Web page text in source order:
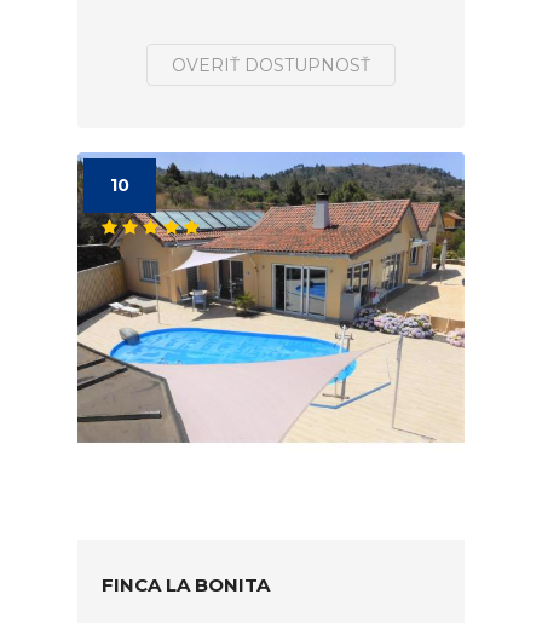
OVERIŤ DOSTUPNOSŤ
10
FINCA LA BONITA